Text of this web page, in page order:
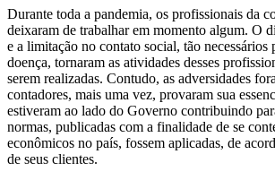
Durante toda a pandemia, os profissionais da
deixaram de trabalhar em momento algum. O
e a limitação no contato social, tão necessários
doença, tornaram as atividades desses
serem realizadas. Contudo, as adversidades
contadores, mais uma vez, provaram sua
estiveram ao lado do Governo contribuindo
normas, publicadas com a finalidade de se
econômicos no país, fossem aplicadas, de
de seus clientes.